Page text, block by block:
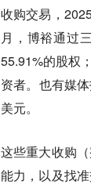
收购交易，
月，博裕通过
55.91%的股权
资者。也有媒
美元。
这些重大收购
能力，以及找